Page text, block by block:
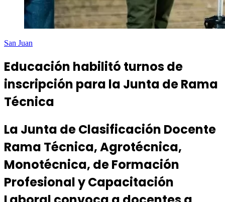
San Juan
Educación habilitó turnos de
inscripción para la Junta de Rama
Técnica
La Junta de Clasificación Docente
Rama Técnica, Agrotécnica,
Monotécnica, de Formación
Profesional y Capacitación